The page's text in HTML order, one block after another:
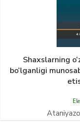
Shaxslarning
bo‘lganligi